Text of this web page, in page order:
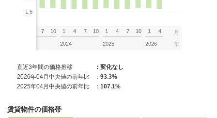
1.5
7 10 1 4 7 10
2024
1 4 7 10
2025
1 4
2026
月
年
直近3年間の価格推移
：変化なし
2026年04月中央値の前年比
： 93.3%
2025年04月中央値の前年比
： 107.1%
賃貸物件の価格帯